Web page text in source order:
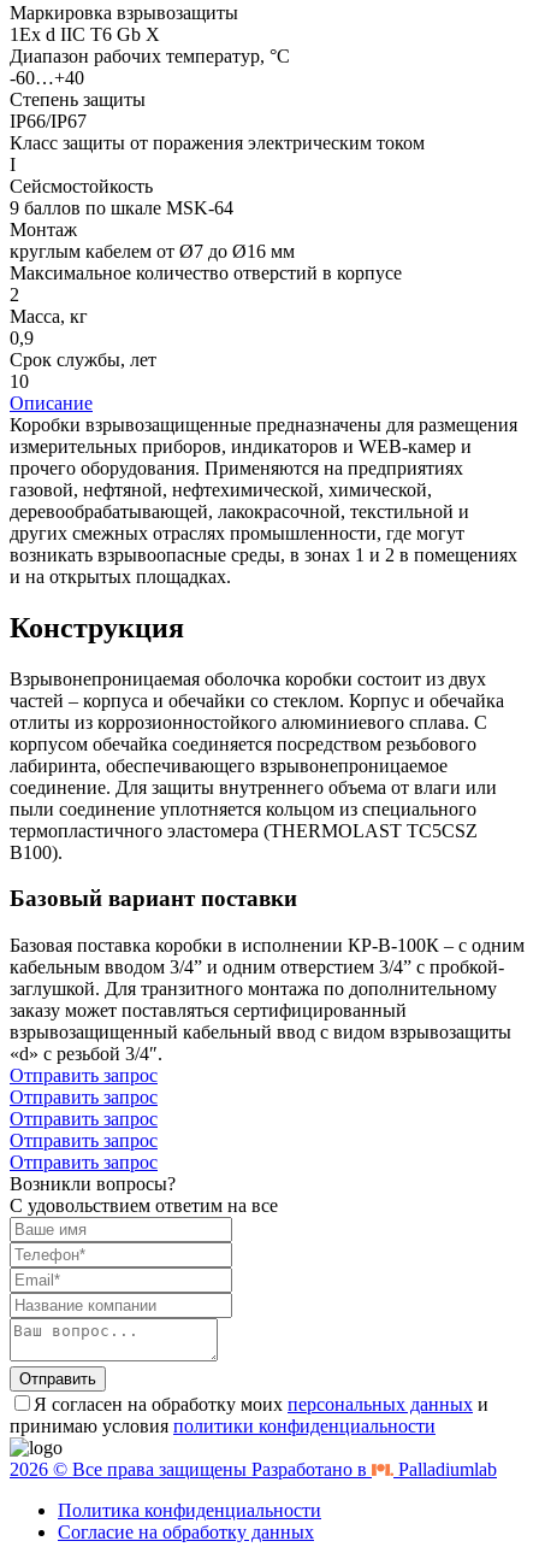
Маркировка взрывозащиты
1Ех d IIC T6 Gb Х
Диапазон рабочих температур, °С
-60…+40
Степень защиты
IP66/IP67
Класс защиты от поражения электрическим током
I
Сейсмостойкость
9 баллов по шкале МSK-64
Монтаж
круглым кабелем от Ø7 до Ø16 мм
Максимальное количество отверстий в корпусе
2
Масса, кг
0,9
Срок службы, лет
10
Описание
Коробки взрывозащищенные предназначены для размещения
измерительных приборов, индикаторов и WEB-камер и
прочего оборудования. Применяются на предприятиях
газовой, нефтяной, нефтехимической, химической,
деревообрабатывающей, лакокрасочной, текстильной и
других смежных отраслях промышленности, где могут
возникать взрывоопасные среды, в зонах 1 и 2 в помещениях
и на открытых площадках.
Конструкция
Взрывонепроницаемая оболочка коробки состоит из двух
частей – корпуса и обечайки со стеклом. Корпус и обечайка
отлиты из коррозионностойкого алюминиевого сплава. С
корпусом обечайка соединяется посредством резьбового
лабиринта, обеспечивающего взрывонепроницаемое
соединение. Для защиты внутреннего объема от влаги или
пыли соединение уплотняется кольцом из специального
термопластичного эластомера (THERMOLAST TC5CSZ
B100).
Базовый вариант поставки
Базовая поставка коробки в исполнении КР-В-100К – с одним
кабельным вводом 3/4” и одним отверстием 3/4” с пробкой-
заглушкой. Для транзитного монтажа по дополнительному
заказу может поставляться сертифицированный
взрывозащищенный кабельный ввод с видом взрывозащиты
«d» с резьбой 3/4″.
Отправить запрос
Отправить запрос
Отправить запрос
Отправить запрос
Отправить запрос
Возникли вопросы?
С удовольствием ответим на все
Отправить
Я согласен на обработку моих персональных данных и
принимаю условия политики конфиденциальности
2026 © Все права защищены Разработано в
Palladiumlab
Политика конфиденциальности
Согласие на обработку данных